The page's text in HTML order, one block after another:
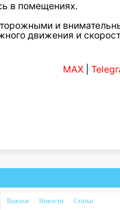
в помещениях.
и
движения и
MAX
Важное Новости Статьи